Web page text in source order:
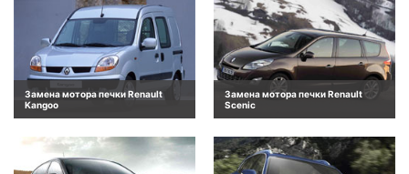
Замена мотора печки Renault
Kangoo
Замена мотора печки Renault
Scenic